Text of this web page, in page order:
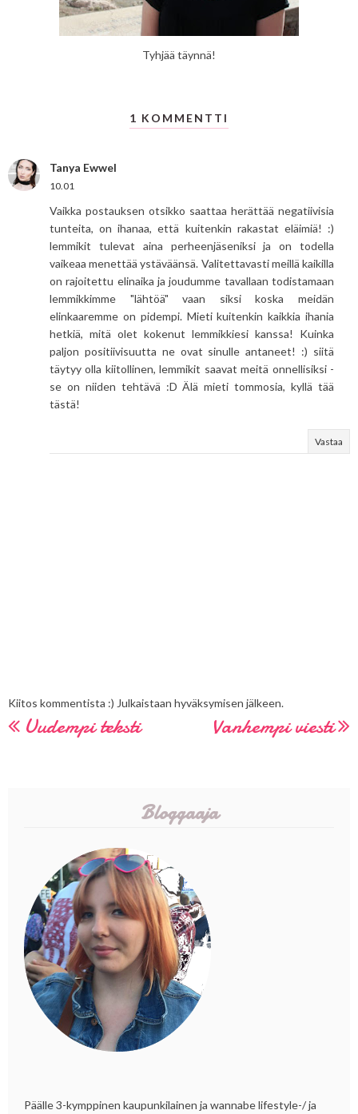
Tyhjää täynnä!
1 KOMMENTTI
Tanya Ewwel
10.01
Vaikka postauksen otsikko saattaa herättää negatiivisia
tunteita, on ihanaa, että kuitenkin rakastat eläimiä! :)
lemmikit tulevat aina perheenjäseniksi ja on todella
vaikeaa menettää ystäväänsä. Valitettavasti meillä kaikilla
on rajoitettu elinaika ja joudumme tavallaan todistamaan
lemmikkimme "lähtöä" vaan siksi koska meidän
elinkaaremme on pidempi. Mieti kuitenkin kaikkia ihania
hetkiä, mitä olet kokenut lemmikkiesi kanssa! Kuinka
paljon positiivisuutta ne ovat sinulle antaneet! :) siitä
täytyy olla kiitollinen, lemmikit saavat meitä onnellisiksi -
se on niiden tehtävä :D Älä mieti tommosia, kyllä tää
tästä!
Vastaa
Kiitos kommentista :) Julkaistaan hyväksymisen jälkeen.
Uudempi teksti Vanhempi viesti
Bloggaaja
Päälle 3-kymppinen kaupunkilainen ja wannabe lifestyle-/ ja